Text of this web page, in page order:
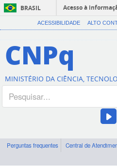
BRASIL
Acesso à
ACESSIBILIDADE ALTO
CNPq
MINISTÉRIO DA CIÊNCIA,
Perguntas frequentes Central de